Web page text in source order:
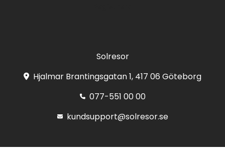
Solresor
Hjalmar Brantingsgatan 1, 417 06 Göteborg
077-551 00 00
kundsupport@solresor.se